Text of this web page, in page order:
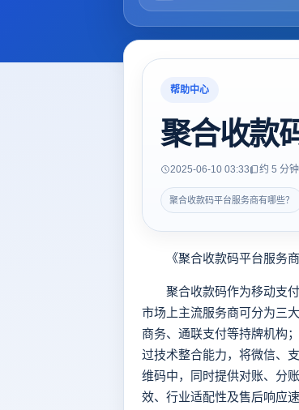
帮助中心
聚合收款
2025-06-10 03:33 约 5 分钟
聚合收款码平台服务商有哪些？
《聚合收款码平台服务商
聚合收款码作为移动支付
市场上主流服务商可分为三
商务、通联支付等持牌机构
过技术整合能力，将微信、
维码中，同时提供对账、分
效、行业适配性及售后响应